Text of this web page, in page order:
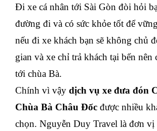
Đi xe cá nhân tới Sài Gòn đòi hỏi
đường đi và có sức khỏe tốt để
nếu đi xe khách bạn sẽ không chủ
gian và xe chỉ trả khách tại bến nên
tới chùa Bà.
Chính vì vậy dịch vụ xe đưa đón
Chùa Bà Châu Đốc được nhiều
chọn. Nguyễn Duy Travel là đơn